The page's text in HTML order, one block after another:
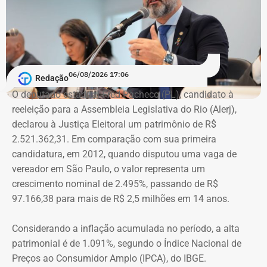
com as pessoas que trabalhem na linha de frente desse
combate. Ou seja, juízes, assistentes sociais e psicólogos
que atuem com as mulheres que são vítimas de
agressões”, argumentou.
A atriz foi a primeira mulher a receber o benefício do
“botão do pânico”, ferramenta criada em 2019 pela
Polícia Militar do Rio. O objeto é conectado a uma
tornozeleira eletrônica usada pelo agressor. Em caso de
aproximação, a central de monitoramento é acionada e
entra em contato com a vítima e o agressor por telefone.
Na declaração apresentada em 2018, quando terminou a
eleição como suplente, Elton Cristo informou possuir três
veículos, um consórcio não contemplado e depósitos em
conta corrente, totalizando R$ 378,4 mil.
Quatro anos depois, nas eleições de 2022, quando voltou
a disputar uma vaga na Assembleia Legislativa (Alerj) e
novamente ficou como suplente, o patrimônio declarado
saltou para R$ 1.658.540,00. Na ocasião, os bens
mil, uma chácara de R$ 400 mil, dois veículos que
somavam R$ 647,3 mil e participações societárias em
empresas do ramo de alimentação.
Redação06/08/2026 17:06
O deputado estadual Fred Pacheco (PL), candidato à
reeleição para a Assembleia Legislativa do Rio (Alerj),
declarou à Justiça Eleitoral um patrimônio de R$
2.521.362,31. Em comparação com sua primeira
candidatura, em 2012, quando disputou uma vaga de
vereador em São Paulo, o valor representa um
crescimento nominal de 2.495%, passando de R$
97.166,38 para mais de R$ 2,5 milhões em 14 anos.
Considerando a inflação acumulada no período, a alta
patrimonial é de 1.091%, segundo o Índice Nacional de
Preços ao Consumidor Amplo (IPCA), do IBGE.